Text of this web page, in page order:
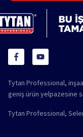
Tytan Professional,
geniş ürün yelpazesine
Tytan Professional,